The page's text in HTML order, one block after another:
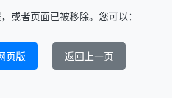
或者页面已被移除。您可以：
页版 返回上一页